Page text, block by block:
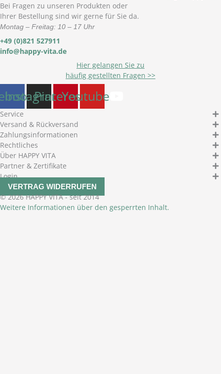
Bei Fragen zu unseren Produkten oder
Ihrer Bestellung sind wir gerne für Sie da.
Montag – Freitag: 10 – 17 Uhr
+49 (0)821 527911
info@happy-vita.de
Hier gelangen Sie zu
häufig gestellten Fragen >>
Instagram
PinterestYoutube
Service
Versand & Rückversand
Zahlungsinformationen
Rechtliches
Über HAPPY VITA
Partner & Zertifikate
Login
VERTRAG WIDERRUFEN
© 2026 HAPPY VITA - seit 2014
Weitere Informationen über den gesperrten Inhalt.